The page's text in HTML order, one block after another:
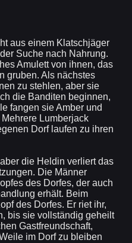
aus einem Klatschjäger
Suche nach Nahrung.
Amulett von ihnen, das
gruben. Als nächstes
zu stehlen, aber sie
die Banditen beginnen,
fangen sie Amber und
Lumberjack
Dorf laufen zu ihren
die Heldin verliert das
Die Männer
des Dorfes, der auch
erhält. Beim
des Dorfes. Er riet ihr,
bis sie vollständig geheilt
Gastfreundschaft,
im Dorf zu bleiben